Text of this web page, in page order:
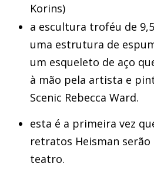
Korins)
a escultura troféu de
uma estrutura de
um esqueleto de aço
à mão pela artista e
Scenic Rebecca Ward.
esta é a primeira vez
retratos Heisman
teatro.